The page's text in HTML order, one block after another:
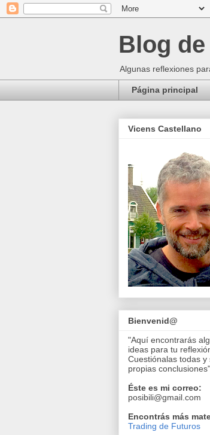
Blog
Algunas reflexiones
Página principal
Vicens Castellano
Bienvenid@
"Aquí encontrarás
ideas para tu
Cuestiónalas todas y
propias conclusiones".
Éste es mi correo:
posibili@gmail.com
Encontrás más
Trading de Futuros